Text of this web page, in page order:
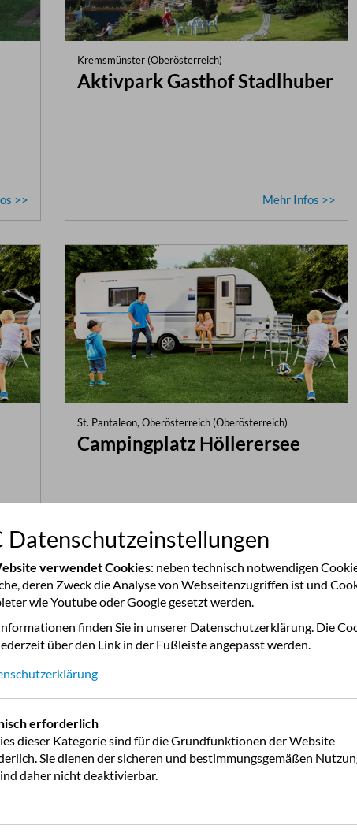
>>
Kremsmünster (Oberösterreich)
Aktivpark Gasthof Stadlhuber
Mehr Infos >>
>>
St. Pantaleon, Oberösterreich (Oberösterreich)
Campingplatz Höllerersee
Mehr Infos >>
Seepension & Camping
Nußbaumer KG
Datenschutzeinstellungen
verwendet Cookies: neben technisch notwendigen
deren Zweck die Analyse von Webseitenzugriffen ist und
wie Youtube oder Google gesetzt werden.
finden Sie in unserer Datenschutzerklärung. Die
über den Link in der Fußleiste angepasst werden.
erforderlich
dieser Kategorie sind für die Grundfunktionen der Website
Sie dienen der sicheren und bestimmungsgemäßen
daher nicht deaktivierbar.